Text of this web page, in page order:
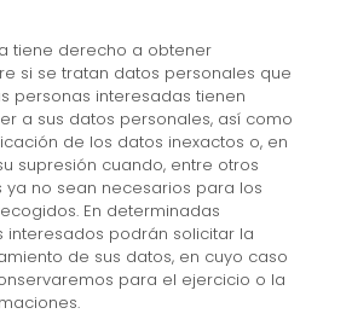
tiene derecho a obtener
si se tratan datos personales que
personas interesadas tienen
a sus datos personales, así como
de los datos inexactos o, en
supresión cuando, entre otros
ya no sean necesarios para los
En determinadas
interesados podrán solicitar la
de sus datos, en cuyo caso
para el ejercicio o la